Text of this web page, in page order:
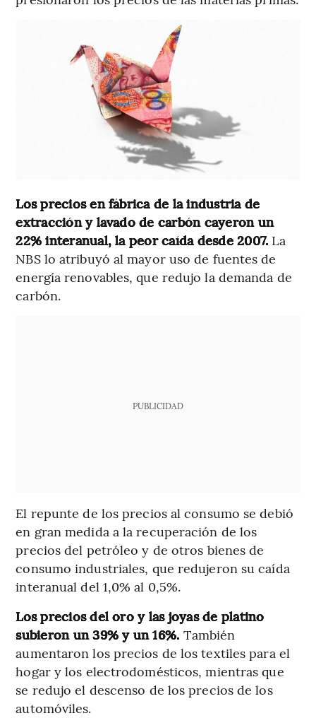
Los precios en fábrica de la industria de
extracción y lavado de carbón cayeron un
22% interanual, la peor caída desde 2007. La
NBS lo atribuyó al mayor uso de fuentes de
energía renovables, que redujo la demanda de
carbón.
PUBLICIDAD
El repunte de los precios al consumo se debió
en gran medida a la recuperación de los
precios del petróleo y de otros bienes de
consumo industriales, que redujeron su caída
interanual del 1,0% al 0,5%.
Los precios del oro y las joyas de platino
subieron un 39% y un 16%. También
aumentaron los precios de los textiles para el
hogar y los electrodomésticos, mientras que
se redujo el descenso de los precios de los
automóviles.